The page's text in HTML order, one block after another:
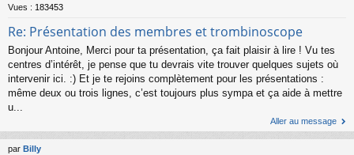
Vues : 183453
Re: Présentation des membres et trombinoscope
Bonjour Antoine, Merci pour ta présentation, ça fait plaisir à lire ! Vu tes
centres d’intérêt, je pense que tu devrais vite trouver quelques sujets où
intervenir ici. :) Et je te rejoins complètement pour les présentations :
même deux ou trois lignes, c’est toujours plus sympa et ça aide à mettre
u...
Aller au message
par Billy